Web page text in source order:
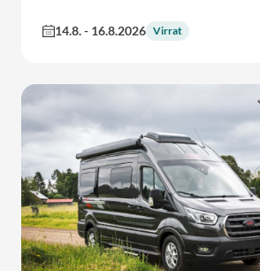
14.8.- 16.8.2026 Virrat